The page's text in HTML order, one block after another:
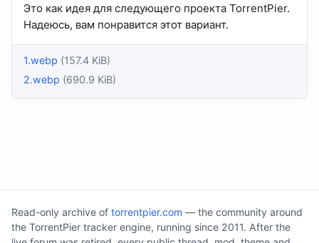
Это как идея для следующего проекта TorrentPier.
Надеюсь, вам понравится этот вариант.
1.webp (157.4 KiB)
2.webp (690.9 KiB)
Read-only archive of torrentpier.com — the community around
the TorrentPier tracker engine, running since 2011. After the